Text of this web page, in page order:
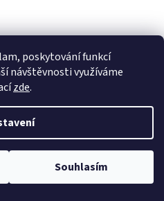
poskytování funkcí
návštěvnosti využíváme
zde.
Souhlasím
Shoptet